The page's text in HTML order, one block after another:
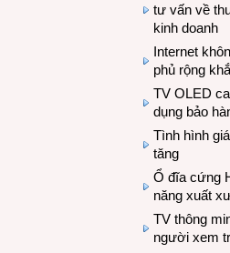
tư vấn về
kinh doanh
Internet
phủ rộng
TV OLED
dụng bảo
Tình hình
tăng
Ổ đĩa cứng
năng xuất
TV thông
người xem